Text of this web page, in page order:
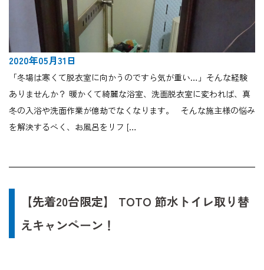
2020年05月31日
「冬場は寒くて脱衣室に向かうのですら気が重い…」そんな経験
ありませんか？ 暖かくて綺麗な浴室、洗面脱衣室に変われば、真
冬の入浴や洗面作業が億劫でなくなります。 そんな施主様の悩み
を解決するべく、お風呂をリフ […
【先着20台限定】 TOTO 節水トイレ取り替
えキャンペーン！